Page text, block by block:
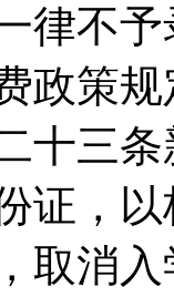
律不
政策
三条
证，
取消